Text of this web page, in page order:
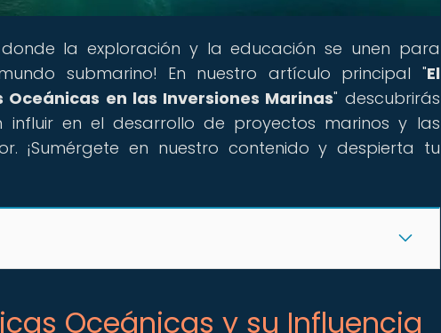
la exploración y la educación se unen para
submarino! En nuestro artículo principal "El
en las Inversiones Marinas" descubrirás
influir en el desarrollo de proyectos marinos y las
¡Sumérgete en nuestro contenido y despierta tu
Oceánicas y su Influencia